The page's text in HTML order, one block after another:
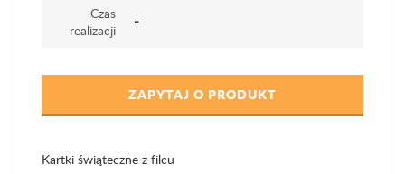
Czas
realizacji
-
ZAPYTAJ O PRODUKT
Kartki świąteczne z filcu